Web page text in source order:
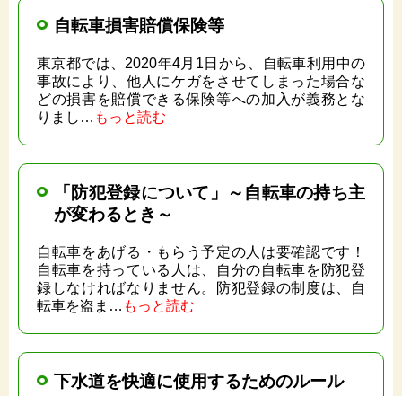
自転車損害賠償保険等
東京都では、2020年4月1日から、自転車利用中の
事故により、他人にケガをさせてしまった場合な
どの損害を賠償できる保険等への加入が義務とな
りまし… もっと読む
「防犯登録について」～自転車の持ち主
が変わるとき～
自転車をあげる・もらう予定の人は要確認です！
自転車を持っている人は、自分の自転車を防犯登
録しなければなりません。防犯登録の制度は、自
転車を盗ま… もっと読む
下水道を快適に使用するためのルール